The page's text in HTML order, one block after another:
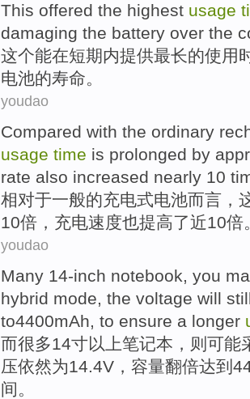
This offered the highest usage
damaging the battery over the
这个能在短期内提供最长的使用
电池的寿命。
youdao
Compared with the ordinary
usage time is prolonged by
rate also increased nearly 10
相对于一般的充电式电池而言，
10倍 ， 充电速度也提高了近10倍
youdao
Many 14-inch notebook, you
hybrid mode, the voltage will
to4400mAh, to ensure a longer
而很多14寸以上笔记本 ， 则 可能
压依然为14.4V ， 容量翻倍达到
间。